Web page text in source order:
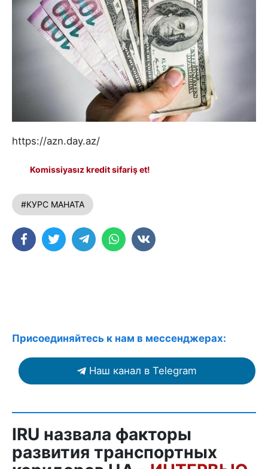
https://azn.day.az/
Komissiyasız kredit sifariş et!
#КУРС МАНАТА
Присоединяйтесь к нам в мессенджерах:
Наш канал в Telegram
IRU назвала факторы
развития транспортных